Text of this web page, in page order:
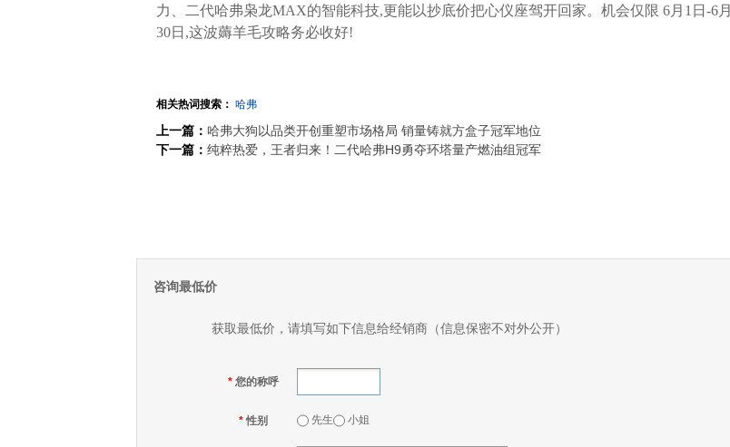
力、二代哈弗枭龙MAX的智能科技,更能以抄底价把心仪座驾开回家。机会仅限 6月1日-6月
30日,这波薅羊毛攻略务必收好!
相关热词搜索： 哈弗
上一篇： 哈弗大狗以品类开创重塑市场格局 销量铸就方盒子冠军地位
下一篇： 纯粹热爱，王者归来！二代哈弗H9勇夺环塔量产燃油组冠军
咨询最低价
获取最低价，请填写如下信息给经销商（信息保密不对外公开）
* 您的称呼
*性别 先生 小姐